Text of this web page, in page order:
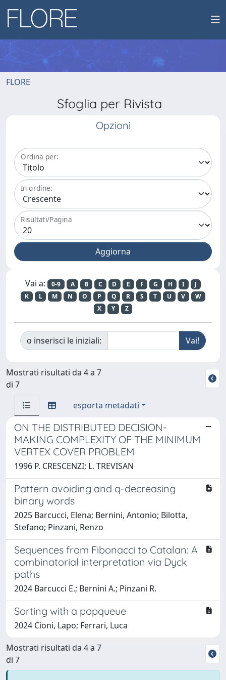
FLORE
Sfoglia per Rivista
Opzioni
Ordina per:
In ordine:
Risultati/Pagina
Vai a: 0-9 A B C D E F G H I
J
K
L M N O P Q R S T U V
W
X
Y Z
o inserisci le iniziali:
Mostrati risultati da 4 a 7
di 7
esporta metadati
ON THE DISTRIBUTED DECISION-
MAKING COMPLEXITY OF THE MINIMUM
VERTEX COVER PROBLEM
1996 P. CRESCENZI; L. TREVISAN
Pattern avoiding and q-decreasing
binary words
2025 Barcucci, Elena; Bernini, Antonio; Bilotta,
Stefano; Pinzani, Renzo
Sequences from Fibonacci to Catalan: A
combinatorial interpretation via Dyck
paths
2024 Barcucci E.; Bernini A.; Pinzani R.
Sorting with a popqueue
2024 Cioni, Lapo; Ferrari, Luca
Mostrati risultati da 4 a 7
di 7